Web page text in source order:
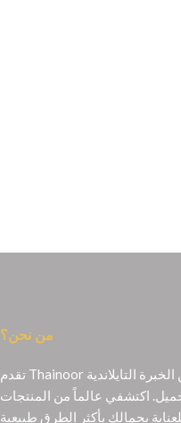
من نحن؟
تقدم Thainoor منتجات تجميل أصلية مستوحاة من الخبرة التايلاندية
اكتشفي عالماً من المنتجات